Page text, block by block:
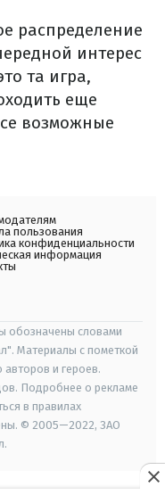
распределение
интерес
та игра,
еще
возможные
пользования
конфиденциальности
информация
обозначены словами
Материалы с пометкой
и героев.
Подробнее о рекламе
в правилах
© 2005—2022, ЗАО